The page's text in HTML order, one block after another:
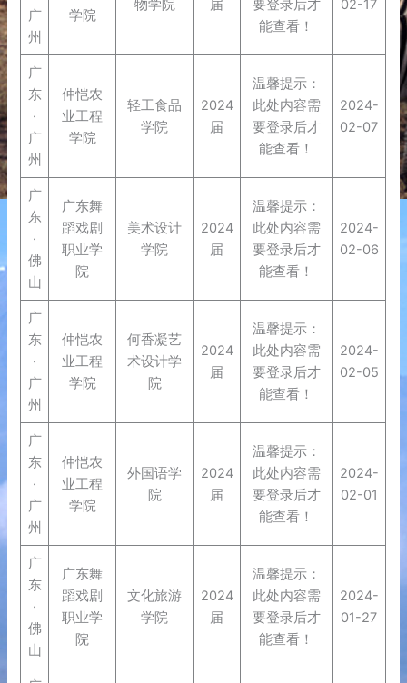
广
州
学院
物学院
届
要登录后才
能查看！
02-17
广
东
·
广
州
仲恺农
业工程
学院
轻工食品
学院
2024
届
温馨提示：
此处内容需
要登录后才
能查看！
2024-
02-07
广
东
·
佛
山
广东舞
蹈戏剧
职业学
院
美术设计
学院
2024
届
温馨提示：
此处内容需
要登录后才
能查看！
2024-
02-06
广
东
·
广
州
仲恺农
业工程
学院
何香凝艺
术设计学
院
2024
届
温馨提示：
此处内容需
要登录后才
能查看！
2024-
02-05
广
东
·
广
州
仲恺农
业工程
学院
外国语学
院
2024
届
温馨提示：
此处内容需
要登录后才
能查看！
2024-
02-01
广
东
·
佛
山
广东舞
蹈戏剧
职业学
院
文化旅游
学院
2024
届
温馨提示：
此处内容需
要登录后才
能查看！
2024-
01-27